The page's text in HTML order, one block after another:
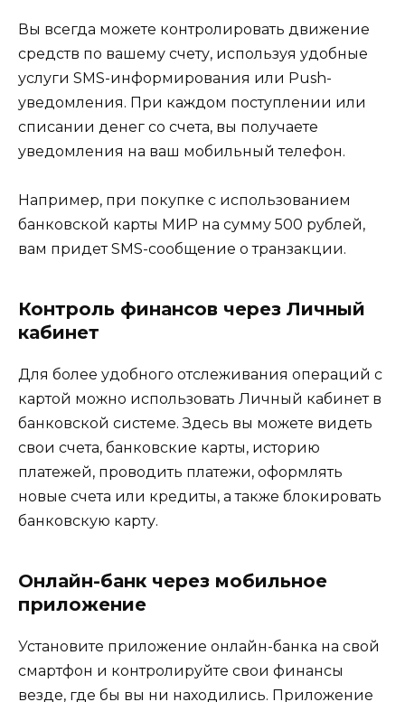
Вы всегда можете контролировать движение
средств по вашему счету, используя удобные
услуги SMS-информирования или Push-
уведомления. При каждом поступлении или
списании денег со счета, вы получаете
уведомления на ваш мобильный телефон.
Например, при покупке с использованием
банковской карты МИР на сумму 500 рублей,
вам придет SMS-сообщение о транзакции.
Контроль финансов через Личный
кабинет
Для более удобного отслеживания операций с
картой можно использовать Личный кабинет в
банковской системе. Здесь вы можете видеть
свои счета, банковские карты, историю
платежей, проводить платежи, оформлять
новые счета или кредиты, а также блокировать
банковскую карту.
Онлайн-банк через мобильное
приложение
Установите приложение онлайн-банка на свой
смартфон и контролируйте свои финансы
везде, где бы вы ни находились. Приложение